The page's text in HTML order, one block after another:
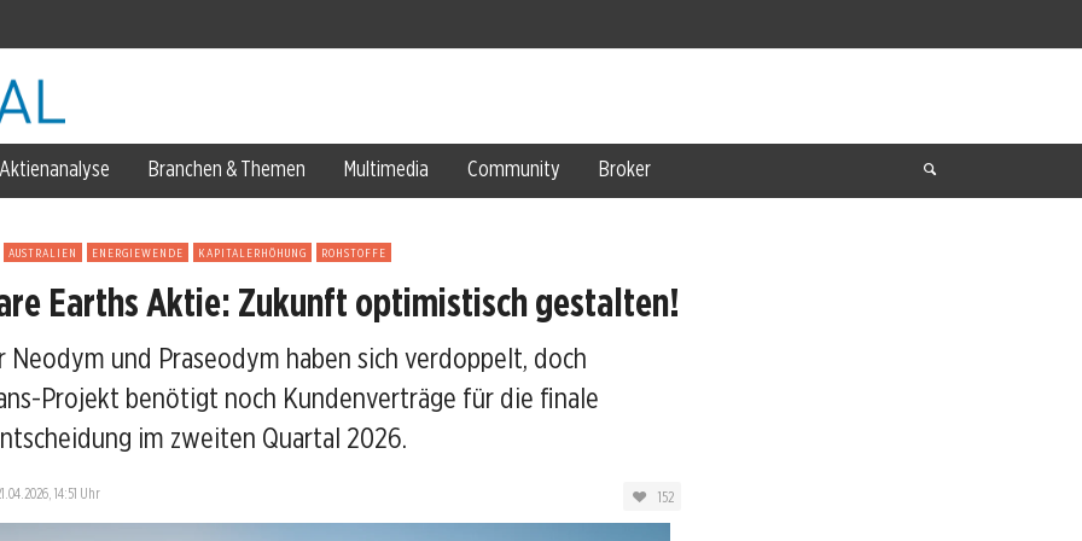
Aktienanalyse Branchen & Themen Multimedia Community Broker
AUSTRALIEN ENERGIEWENDE KAPITALERHÖHUNG ROHSTOFFE
Earths Aktie: Zukunft optimistisch gestalten!
Neodym und Praseodym haben sich verdoppelt, doch
Projekt benötigt noch Kundenverträge für die finale
im zweiten Quartal 2026.
14:51 Uhr 152